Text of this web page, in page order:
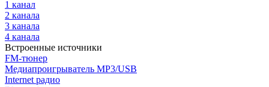
1 канал
2 канала
3 канала
4 канала
Встроенные источники
FM-тюнер
Медиапроигрыватель MP3/USB
Internet радио